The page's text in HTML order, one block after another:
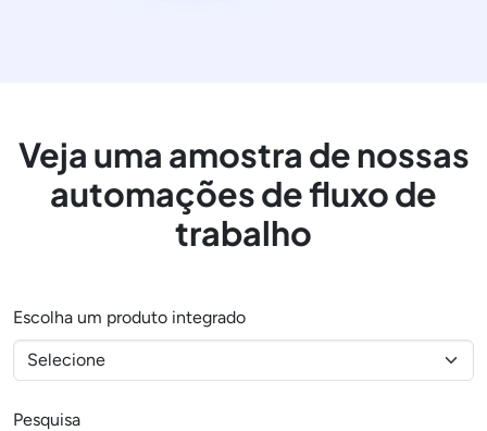
Veja uma amostra de nossas
automações de fluxo de
trabalho
Escolha um produto integrado
Pesquisa